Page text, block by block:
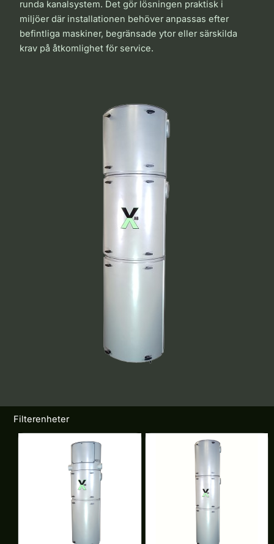
runda kanalsystem. Det gör lösningen praktisk i
miljöer där installationen behöver anpassas efter
befintliga maskiner, begränsade ytor eller särskilda
krav på åtkomlighet för service.
Filterenheter